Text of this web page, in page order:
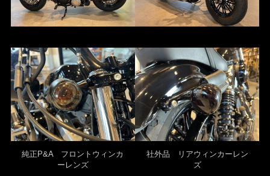
純正P&A フロントウィンカ
ーレンズ
社外品 リアウィンカーレン
ズ